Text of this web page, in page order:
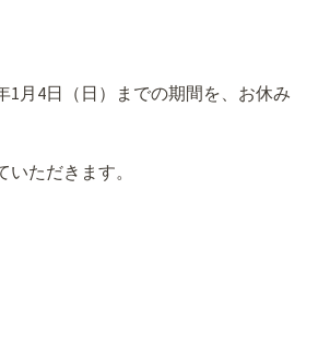
1月4日（日）までの期間を、お休み
ただきます。